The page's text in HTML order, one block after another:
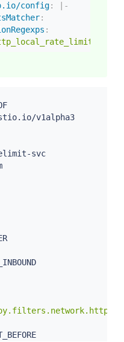
config:
-
:
:
v1alpha3
svc